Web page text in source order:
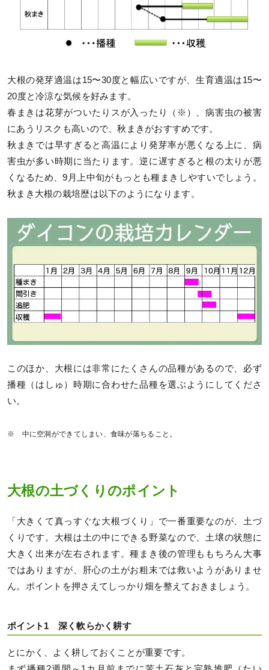
大根の発芽適温は15〜30度と幅広いですが、生育適温は15〜
20度と冷涼な気候を好みます。
春まきは花芽がついたりスが入ったり（※）、病害虫の被害
にあうリスクも高いので、秋まきがおすすめです。
秋まきでは早すぎると高温により発芽率が悪くなる上に、病
害虫が多い時期に当たります。逆に遅すぎると根の太りが悪
くなるため、9月上中旬がもっとも種まきしやすいでしょう。
秋まき大根の栽培歴は以下のようになります。
このほか、大根には非常にたくさんの品種があるので、必ず
播種（はしゅ）時期に合わせた品種を選ぶようにしてくださ
い。
※ 中に空洞ができてしまい、食味が落ちること。
大根の土づくりのポイント
「大きくて真っすぐな大根づくり」で一番重要なのが、土づ
くりです。大根は土の中にできる野菜なので、土壌の状態に
大きく出来が左右されます。種まき後の管理ももちろん大事
ではありますが、肝心の土がお粗末では救いようがありませ
ん。ポイントを押さえてしっかり畑を整えておきましょう。
ポイント1 深く軟らかく耕す
とにかく、よく耕しておくことが重要です。